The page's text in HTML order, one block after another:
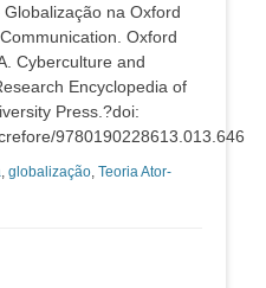
na Oxford
Oxford
Cyberculture and
Encyclopedia of
Press.?doi:
9780190228613.013.646
, globalização, Teoria Ator-